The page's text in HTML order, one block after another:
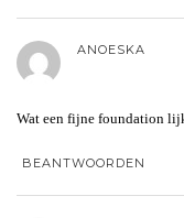
ANOESKA
Wat een fijne foundation
BEANTWOORDEN